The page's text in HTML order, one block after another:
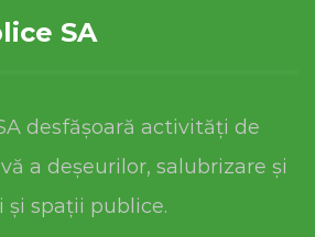
SA
desfășoară activități de
a deșeurilor, salubrizare și
spații publice.